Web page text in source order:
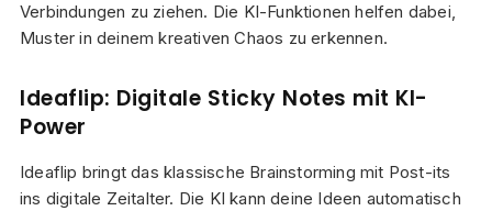
Verbindungen zu ziehen. Die KI-Funktionen helfen dabei,
Muster in deinem kreativen Chaos zu erkennen.
Ideaflip: Digitale Sticky Notes mit KI-
Power
Ideaflip bringt das klassische Brainstorming mit Post-its
ins digitale Zeitalter. Die KI kann deine Ideen automatisch